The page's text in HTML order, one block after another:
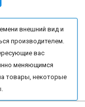
внешний вид и
производителем.
вас
меняющимся
товары, некоторые